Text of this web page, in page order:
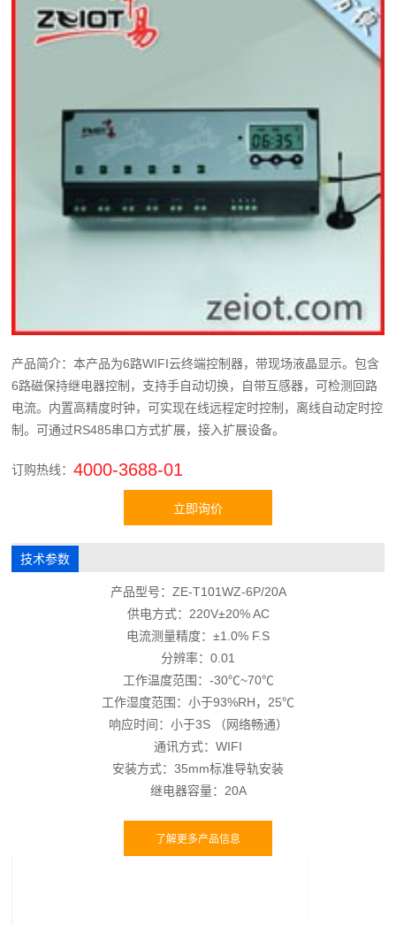
产品简介：本产品为6路WIFI云终端控制器，带现场液晶显示。包含
6路磁保持继电器控制，支持手自动切换，自带互感器，可检测回路
电流。内置高精度时钟，可实现在线远程定时控制，离线自动定时控
制。可通过RS485串口方式扩展，接入扩展设备。
订购热线：4000-3688-01
技术参数
产品型号：ZE-T101WZ-6P/20A
供电方式：220V±20% AC
电流测量精度：±1.0% F.S
分辨率：0.01
工作温度范围：-30℃~70℃
工作湿度范围：小于93%RH，25℃
响应时间：小于3S （网络畅通）
通讯方式：WIFI
安装方式：35mm标准导轨安装
继电器容量：20A